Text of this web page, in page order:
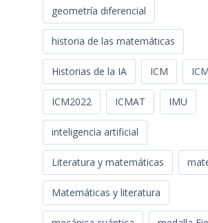
geometría diferencial
historia de las matemáticas
Historias de la IA ICM
ICM2022 ICMAT IMU
inteligencia artificial
Literatura y matemáticas
Matemáticas y literatura